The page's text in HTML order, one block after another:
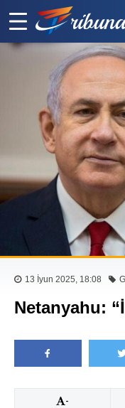
13 İyun 2025, 18:08
Netanyahu:
-